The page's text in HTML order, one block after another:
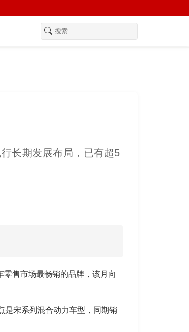
长期发展布局，已有超5
售市场最畅销的品牌，该月向
是宋系列混合动力车型，同期销